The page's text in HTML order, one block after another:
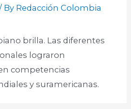
By Redacción Colombia
brilla. Las diferentes
lograron
competencias
y suramericanas.​